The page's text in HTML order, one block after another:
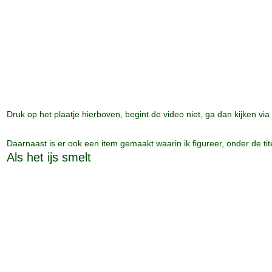
Druk op het plaatje hierboven, begint de video niet, ga dan kijken via
Daarnaast is er ook een item gemaakt waarin ik figureer, onder de
Als het ijs smelt